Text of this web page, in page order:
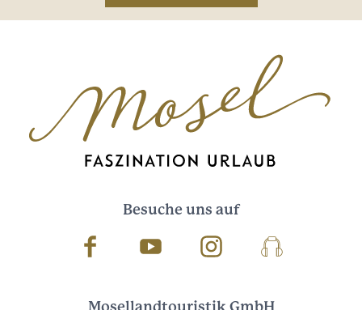
Besuche uns auf
Facebook Youtube InstagramPodcast